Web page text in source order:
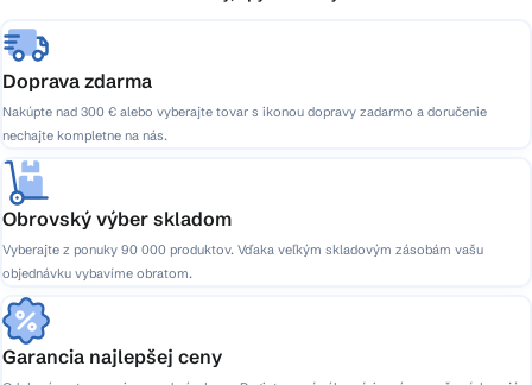
e
Doprava zdarma
Nakúpte nad 300 € alebo vyberajte tovar s ikonou dopravy zadarmo a doručenie
nechajte kompletne na nás.
Obrovský výber skladom
Vyberajte z ponuky 90 000 produktov. Vďaka veľkým skladovým zásobám vašu
objednávku vybavíme obratom.
Garancia najlepšej ceny